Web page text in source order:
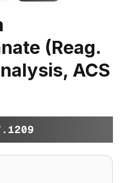
(Reag.
ACS